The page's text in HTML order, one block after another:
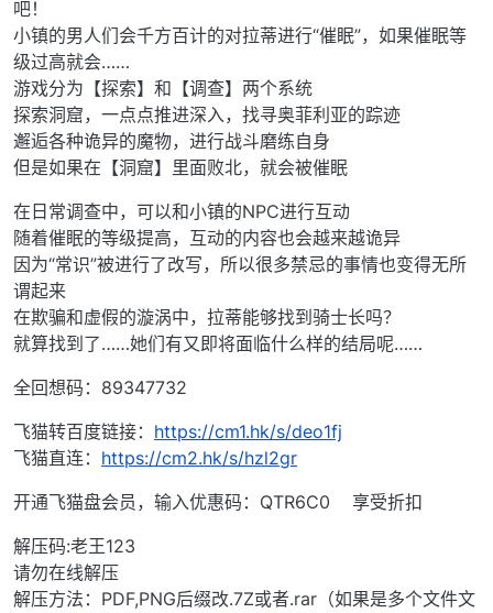
吧！
小镇的男人们会千方百计的对拉蒂进行“催眠”，如果催眠等
级过高就会……
游戏分为【探索】和【调查】两个系统
探索洞窟，一点点推进深入，找寻奥菲利亚的踪迹
邂逅各种诡异的魔物，进行战斗磨练自身
但是如果在【洞窟】里面败北，就会被催眠
在日常调查中，可以和小镇的NPC进行互动
随着催眠的等级提高，互动的内容也会越来越诡异
因为“常识”被进行了改写，所以很多禁忌的事情也变得无所
谓起来
在欺骗和虚假的漩涡中，拉蒂能够找到骑士长吗？
就算找到了……她们有又即将面临什么样的结局呢……
全回想码：89347732
飞猫转百度链接： https://cm1.hk/s/deo1fj
飞猫直连： https://cm2.hk/s/hzl2gr
开通飞猫盘会员，输入优惠码：QTR6C0 享受折扣
解压码:老王123
请勿在线解压
解压方法：PDF,PNG后缀改.7Z或者.rar（如果是多个文件文